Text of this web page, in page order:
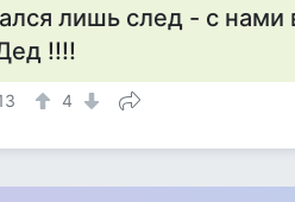
лишь след - с
!!!!
4